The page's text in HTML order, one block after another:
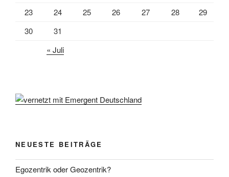
23
24 25 26 27 28
29
30
31
« Juli
NEUESTE BEITRÄGE
Egozentrik oder Geozentrik?